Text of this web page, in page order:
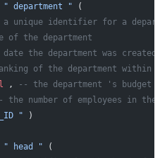
department " (
unique identifier for a
of the department
the department was created
of the department within
,
-- the department 's
the number of employees in the
" )
head " (